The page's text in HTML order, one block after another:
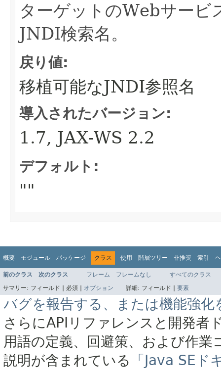
ターゲットのWebサービ
JNDI検索名。
戻り値:
移植可能なJNDI参照名
導入されたバージョン:
1.7, JAX-WS 2.2
デフォルト:
""
概要 モジュール パッケージ クラス 使用 階層ツリー 非推奨 索引
前のクラス 次のクラス フレーム フレームなし
すべてのクラス
サマリー: フィールド | 必須 | オプション 詳細: フィールド | 要素
バグを報告する、または機能強化
さらにAPIリファレンスと開発者
用語の定義、回避策、および作
説明が含まれている
「Java SE